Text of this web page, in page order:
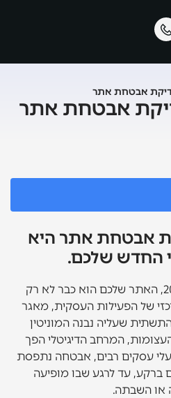
אבטחת אתר
אבטחת אתר
אבטחת אתר היא
החדש שלכם.
בעולם הדיגיטלי של שנת 2026, האתר שלכם הוא כבר לא רק
של הפעילות העסקית, מאגר
שעליה נבנה המוניטין
המרחב הדיגיטלי הפך
עסקים רבים, אבטחה נתפסת
ברקע, עד לרגע שבו מופיעה
או השבתה.